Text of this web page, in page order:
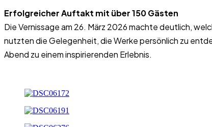
Erfolgreicher Auftakt mit über 150 Gästen
Die Vernissage am 26. März 2026 machte deutlich,
nutzten die Gelegenheit, die Werke persönlich zu
Abend zu einem inspirierenden Erlebnis.